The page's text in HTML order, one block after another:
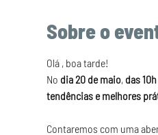
Sobre o
Olá , boa tarde!
No dia 20 de maio, das
tendências e melhores
Contaremos com uma